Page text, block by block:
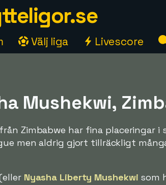
Välj liga Livescore
Mushekwi,
Zimbabwe har fina placeringar
men aldrig gjort tillräckligt
Nyasha Liberty Mushekwi som